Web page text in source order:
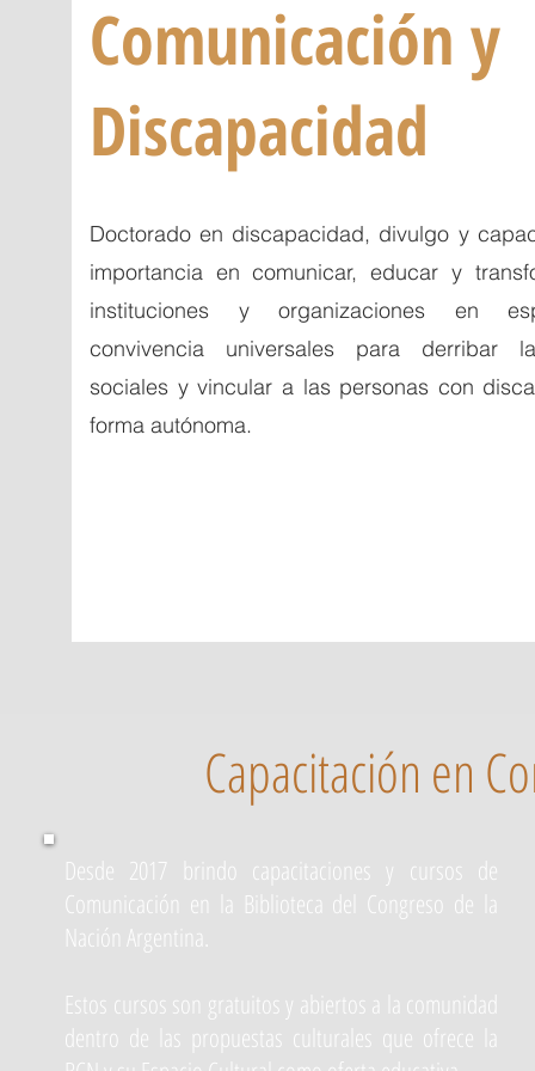
Comunicación y
Discapacidad
Doctorado en discapacidad, divulgo y
importancia en comunicar, educar y
instituciones y organizaciones en
convivencia universales para derribar
sociales y vincular a las personas con
forma autónoma.
Capacitación en
Desde 2017 brindo capacitaciones y cursos de
Comunicación en la Biblioteca del Congreso de la
Nación Argentina.
Estos cursos son gratuitos y abiertos a la comunidad
dentro de las propuestas culturales que ofrece la